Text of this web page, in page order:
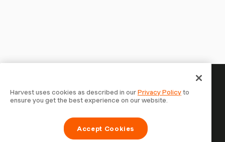
Seu tempo merece ser
registrado — comece agora
Junte-se a mais de 70.000 empresas que controlam o
tempo, faturam clientes e recebem mais rápido com
Harvest uses cookies as described in ourPrivacy Policyto
ensure you get the best experience on our website.
Accept Cookies